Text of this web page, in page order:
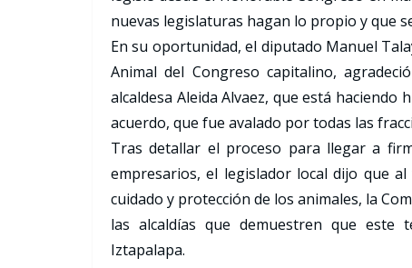
nuevas legislaturas hagan lo propio y que
En su oportunidad, el diputado Manuel
Animal del Congreso capitalino,
alcaldesa Aleida Alvaez, que está
acuerdo, que fue avalado por todas las
Tras detallar el proceso para llegar a
empresarios, el legislador local dijo que
cuidado y protección de los animales, la
las alcaldías que demuestren que este
Iztapalapa.